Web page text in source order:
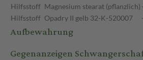
Hilfsstoff Magnesium stearat (pflanzlich)
Hilfsstoff Opadry II gelb 32-K-520007
Aufbewahrung
Gegenanzeigen